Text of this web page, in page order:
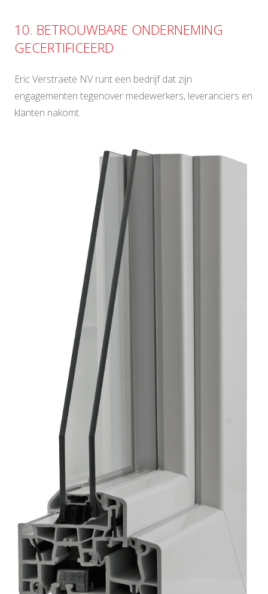
10. BETROUWBARE ONDERNEMING
GECERTIFICEERD
Eric Verstraete NV runt een bedrijf dat zijn
engagementen tegenover medewerkers, leveranciers en
klanten nakomt.